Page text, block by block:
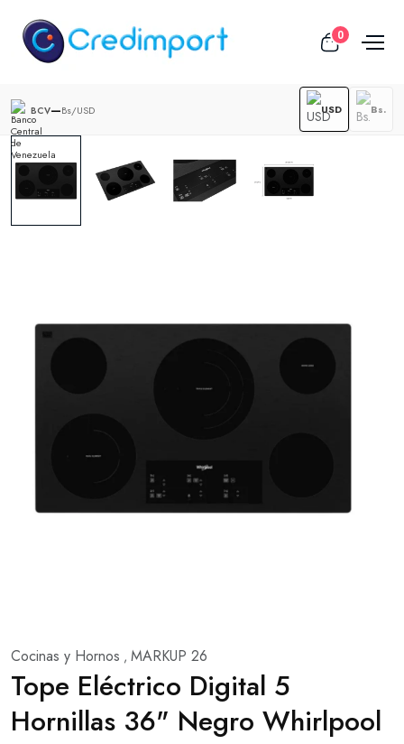
0
BCV—Bs/USD USD Bs.
Cocinas y Hornos , MARKUP 26
Tope Eléctrico Digital 5
Hornillas 36" Negro Whirlpool